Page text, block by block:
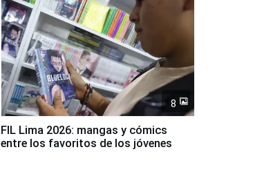
8
FIL Lima 2026: mangas y cómics
entre los favoritos de los jóvenes